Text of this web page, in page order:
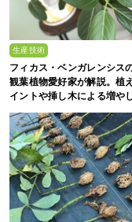
生産技術
フィカス・ベンガレンシス
観葉植物愛好家が解説。植
イントや挿し木による増や
底解説